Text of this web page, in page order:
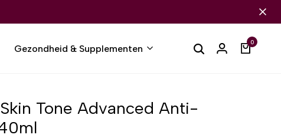
Gezondheid & Supplementen
0
Tone Advanced Anti-